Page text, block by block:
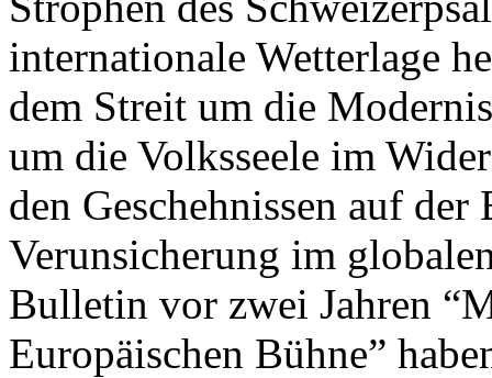
internationale Wetterlage
dem Streit um die
um die Volksseele im
den Geschehnissen auf
Verunsicherung im
Bulletin vor zwei Jahren
Europäischen Bühne”